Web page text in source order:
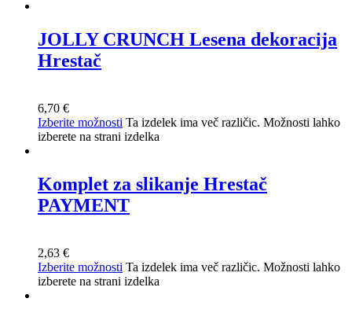
JOLLY CRUNCH Lesena dekoracija
Hrestač
6,70 €
Izberite možnosti Ta izdelek ima več različic. Možnosti lahko
izberete na strani izdelka
Komplet za slikanje Hrestač
PAYMENT
2,63 €
Izberite možnosti Ta izdelek ima več različic. Možnosti lahko
izberete na strani izdelka